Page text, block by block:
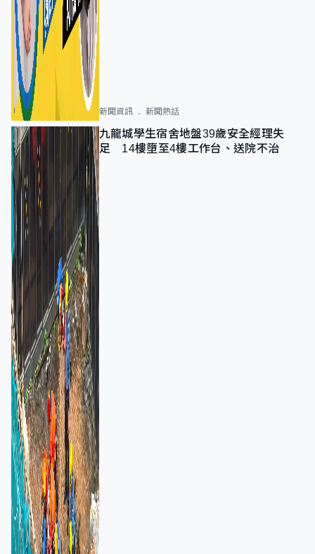
新聞資訊 新聞熱話
九龍城學生宿舍地盤39歲安全經理失
足 14樓墮至4樓工作台、送院不治